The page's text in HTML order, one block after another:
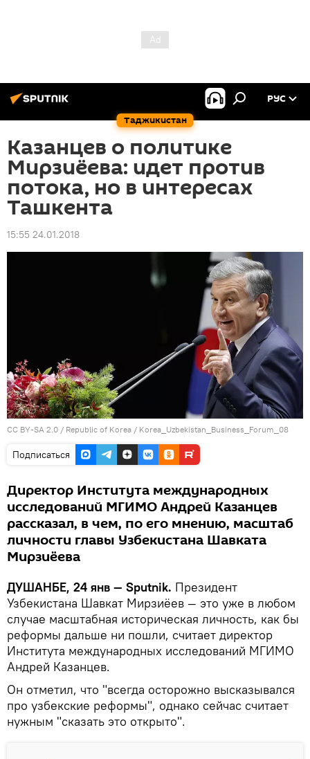
Таджикистан
РУС
Казанцев о политике
Мирзиёева: идет против
потока, но в интересах
Ташкента
15:55 24.01.2018
CC BY-SA 2.0 / Republic of Korea / Korea_Uzbekistan_Business_Forum_08
Подписаться
Директор Института международных
исследований МГИМО Андрей Казанцев
рассказал, в чем, по его мнению, масштаб
личности главы Узбекистана Шавката
Мирзиёева
ДУШАНБЕ, 24 янв — Sputnik. Президент
Узбекистана Шавкат Мирзиёев — это уже в любом
случае масштабная историческая личность, как бы
реформы дальше ни пошли, считает директор
Института международных исследований МГИМО
Андрей Казанцев.
Он отметил, что "всегда осторожно высказывался
про узбекские реформы", однако сейчас считает
нужным "сказать это открыто".